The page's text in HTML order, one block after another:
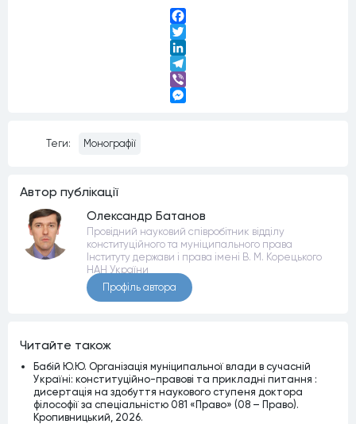
Facebook
Twitter
LinkedIn
Telegram
Viber
Теги: Монографії
Автор публiкацiї
Олександр Батанов
Провідний науковий співробітник відділу
конституційного та муніципального права
Інституту держави і права імені В. М. Корецького
НАН України
Профiль автора
Читайте також
Бабій Ю.Ю. Організація муніципальної влади в сучасній
Україні: конституційно-правові та прикладні питання :
дисертація на здобуття наукового ступеня доктора
філософії за спеціальністю 081 «Право» (08 – Право).
Кропивницький, 2026.